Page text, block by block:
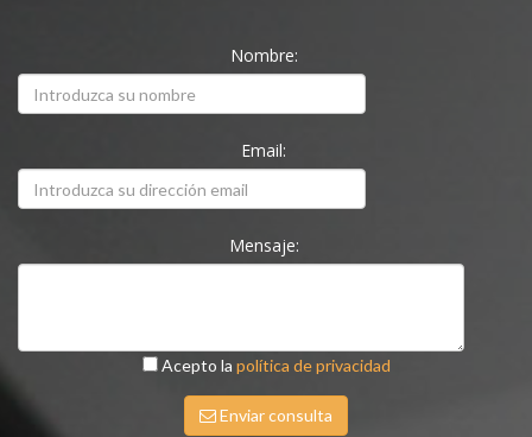
Nombre:
Email:
Mensaje:
Acepto la política de privacidad
Enviar consulta